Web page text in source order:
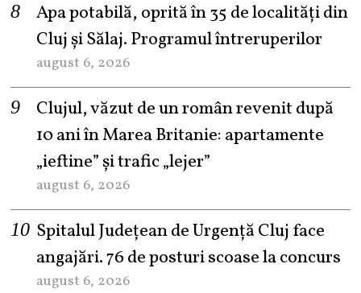
Apa potabilă, oprită în 35 de localități din
Cluj și Sălaj. Programul întreruperilor
august 6, 2026
Clujul, văzut de un român revenit după
10 ani în Marea Britanie: apartamente
„ieftine” și trafic „lejer”
august 6, 2026
Spitalul Județean de Urgență Cluj face
angajări. 76 de posturi scoase la concurs
august 6, 2026